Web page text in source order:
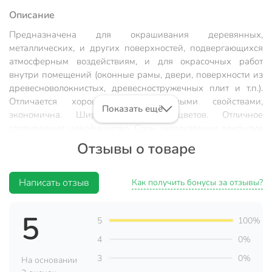
Описание
Предназначена для окрашивания деревянных,
металлических, и других поверхностей, подвергающихся
атмосферным воздействиям, и для окрасочных работ
внутри помещений (оконные рамы, двери, поверхности из
древесноволокнистых, древесностружечных плит и т.п.).
Отличается хорошими декоративными свойствами,
экономична. Широкая палитра цветов. Отличное
не менее 2-х лет.
Состав : Алкидный лак, пигменты, наполнитель,
растворитель, специальные добавки.
Условия нанесения
Показать ещё
Отзывы о товаре
Написать отзыв Как получить бонусы за отзывы?
5
На основании
5
100%
4
0%
3
0%